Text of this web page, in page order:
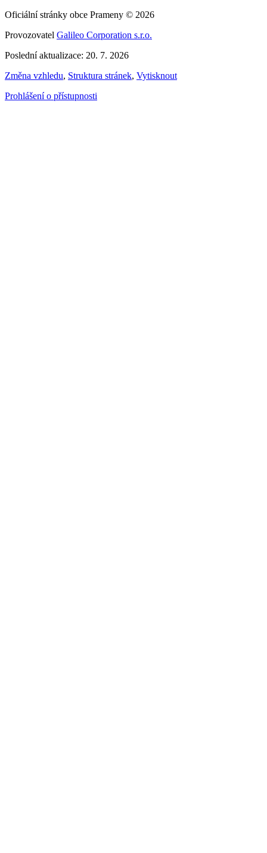
Oficiální stránky obce Prameny © 2026
Provozovatel Galileo Corporation s.r.o.
Poslední aktualizace: 20. 7. 2026
Změna vzhledu, Struktura stránek, Vytisknout
Prohlášení o přístupnosti